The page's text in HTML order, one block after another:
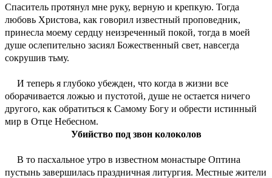
Спаситель протянул мне руку, верную и крепкую. Тогда
любовь Христова, как говорил известный проповедник,
принесла моему сердцу неизреченный покой, тогда в моей
душе ослепительно засиял Божественный свет, навсегда
сокрушив тьму.
И теперь я глубоко убежден, что когда в жизни все
оборачивается ложью и пустотой, душе не остается ничего
другого, как обратиться к Самому Богу и обрести истинный
мир в Отце Небесном.
Убийство под звон колоколов
В то пасхальное утро в известном монастыре Оптина
пустынь завершилась праздничная литургия. Местные жители